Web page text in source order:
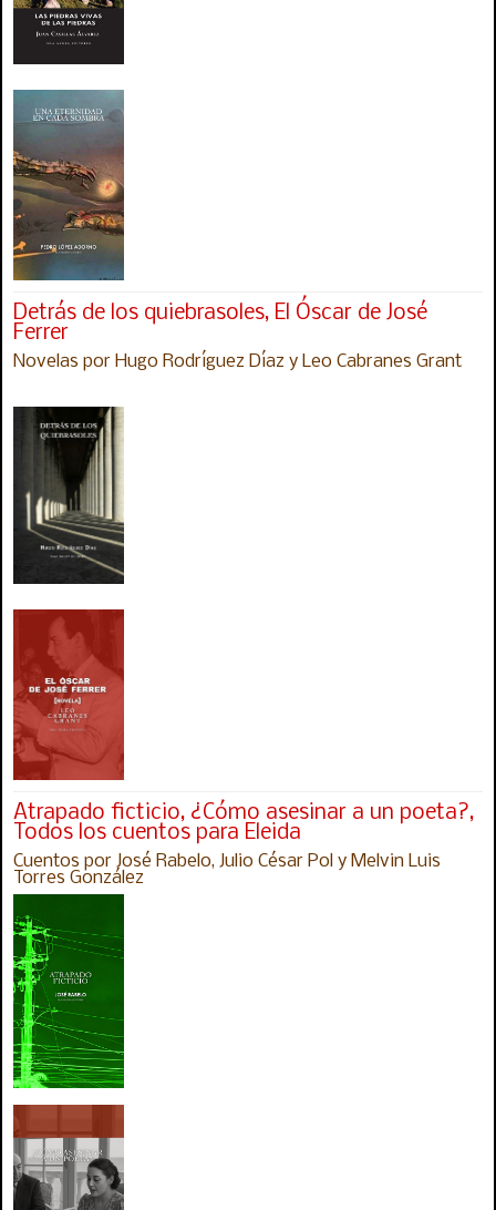
Detrás de los quiebrasoles, El Óscar de José
Ferrer
Novelas por Hugo Rodríguez Díaz y Leo Cabranes Grant
Atrapado ficticio, ¿Cómo asesinar a un poeta?,
Todos los cuentos para Eleida
Cuentos por José Rabelo, Julio César Pol y Melvin Luis
Torres González